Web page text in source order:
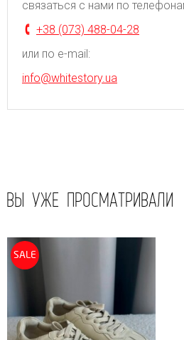
связаться с нами по
+38 (073) 488-04-28
или по e-mail:
info@whitestory.ua
ВЫ УЖЕ ПРОСМАТРИВАЛИ
SALE